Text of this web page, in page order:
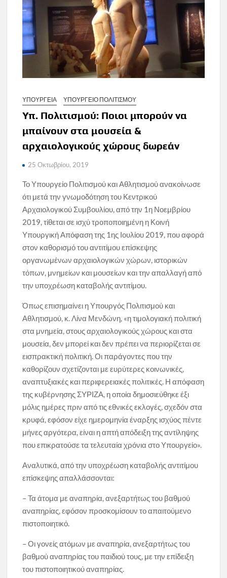
ΥΠΟΥΡΓΕΙΑ ΥΠΟΥΡΓΕΙΟ ΠΟΛΙΤΙΣΜΟΥ
Υπ. Πολιτισμού: Ποιοι μπορούν να
μπαίνουν στα μουσεία &
αρχαιολογικούς χώρους δωρεάν
25 Οκτωβρίου, 2019
Το Υπουργείο Πολιτισμού και Αθλητισμού ανακοίνωσε
ότι μετά την γνωμοδότηση του Κεντρικού
Αρχαιολογικού Συμβουλίου, από την 1η Νοεμβρίου
2019, τίθεται σε ισχύ τροποποιημένη η Κοινή
Υπουργική Απόφαση της 1ης Ιουλίου 2019, που αφορά
στον καθορισμό του αντιτίμου επίσκεψης
οργανωμένων αρχαιολογικών χώρων, ιστορικών
τόπων, μνημείων και μουσείων και την απαλλαγή από
την υποχρέωση καταβολής αντιτίμου.
Όπως επισημαίνει η Υπουργός Πολιτισμού και
Αθλητισμού, κ. Λίνα Μενδώνη, «η τιμολογιακή πολιτική
στα μνημεία, στους αρχαιολογικούς χώρους και στα
μουσεία, δεν μπορεί και δεν πρέπει να περιορίζεται σε
εισπρακτική πολιτική. Οι παράγοντες που την
καθορίζουν σχετίζονται με ευρύτερες κοινωνικές,
αναπτυξιακές και περιφερειακές πολιτικές. Η απόφαση
της κυβέρνησης ΣΥΡΙΖΑ, η οποία δημοσιεύθηκε έξι
μόλις ημέρες πριν από τις εθνικές εκλογές, σχεδόν στα
κρυφά, εφόσον είχε ημερομηνία έναρξης ισχύος πέντε
μήνες αργότερα, είναι η απτή απόδειξη της αντίληψης
που επικρατούσε τα τελευταία χρόνια στο Υπουργείο».
Αναλυτικά, από την υποχρέωση καταβολής αντιτίμου
επίσκεψης απαλλάσσονται:
– Τα άτομα με αναπηρία, ανεξαρτήτως του βαθμού
αναπηρίας, εφόσον προσκομίσουν το απαιτούμενο
πιστοποιητικό.
– Οι γονείς ατόμων με αναπηρία, ανεξαρτήτως του
βαθμού αναπηρίας του παιδιού τους, με την επίδειξη
του πιστοποιητικού αναπηρίας.